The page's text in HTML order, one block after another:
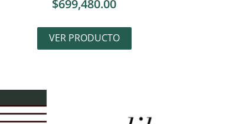
$699,480.00
VER PRODUCTO